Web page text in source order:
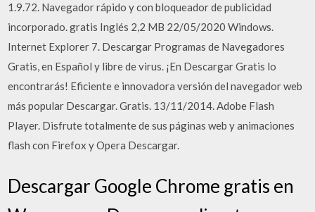
1.9.72. Navegador rápido y con bloqueador de publicidad
incorporado. gratis Inglés 2,2 MB 22/05/2020 Windows.
Internet Explorer 7. Descargar Programas de Navegadores
Gratis, en Español y libre de virus. ¡En Descargar Gratis lo
encontrarás! Eficiente e innovadora versión del navegador web
más popular Descargar. Gratis. 13/11/2014. Adobe Flash
Player. Disfrute totalmente de sus páginas web y animaciones
flash con Firefox y Opera Descargar.
Descargar Google Chrome gratis en